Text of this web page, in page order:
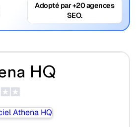
Adopté par +20 agences
SEO.
HQ